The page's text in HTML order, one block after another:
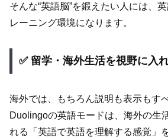
そんな“英語脳”を鍛えたい人には、
レーニング環境になります。
✅ 留学・海外生活を視野に入
海外では、もちろん説明も表示もす
Duolingoの英語モードは、海外の生
れる「英語で英語を理解する感覚」